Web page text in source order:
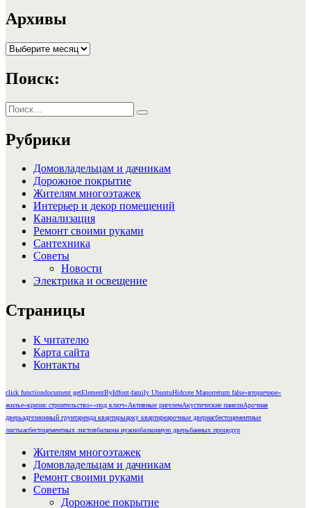
Архивы
Архивы
Поиск:
Искать:
Поиск
Рубрики
Домовладельцам и дачникам
Дорожное покрытие
Жителям многоэтажек
Интерьер и декор помещений
Канализация
Ремонт своими руками
Сантехника
Советы
Новости
Электрика и освещение
Страницы
К читателю
Карта сайта
Контакты
click functiondocument getElementByIdfont-family UbuntuHidcote Manorreturn false«вторичное»
жилье«кризис строительство»«под ключ»Активные ригелемАкустические панелиАрочная
дверьадгезионный грунтаренда квартирыарку квартиреарочные двериасбестоцементные
листыасбестоцементных листовбалкона нужнобалконную дверьбанных процедур
Жителям многоэтажек
Домовладельцам и дачникам
Ремонт своими руками
Советы
Дорожное покрытие